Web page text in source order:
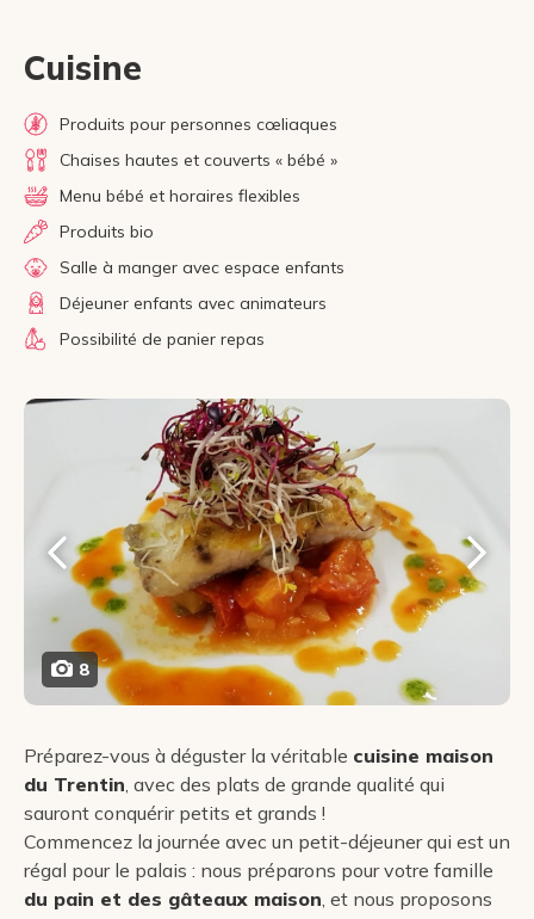
Cuisine
Produits pour personnes cœliaques
Chaises hautes et couverts « bébé »
Menu bébé et horaires flexibles
Produits bio
Salle à manger avec espace enfants
Déjeuner enfants avec animateurs
Possibilité de panier repas
8
Préparez-vous à déguster la véritable cuisine maison
du Trentin, avec des plats de grande qualité qui
sauront conquérir petits et grands !
Commencez la journée avec un petit-déjeuner qui est un
régal pour le palais : nous préparons pour votre famille
du pain et des gâteaux maison, et nous proposons